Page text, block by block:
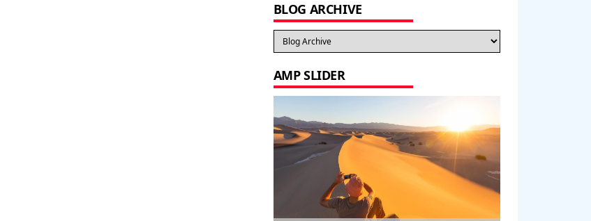
BLOG ARCHIVE
AMP SLIDER